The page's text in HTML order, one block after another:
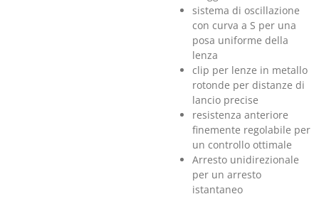
sistema di oscillazione
con curva a S per una
posa uniforme della
lenza
clip per lenze in metallo
rotonde per distanze di
lancio precise
resistenza anteriore
finemente regolabile per
un controllo ottimale
Arresto unidirezionale
per un arresto
istantaneo